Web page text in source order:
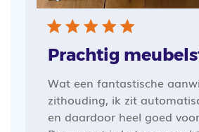
Prachtig
Wat een fantastische
zithouding, ik zit
en daardoor heel goed